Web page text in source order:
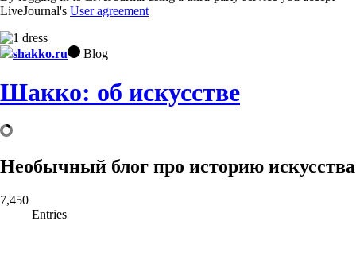
LiveJournal's User agreement
shakko.ru Blog
Шакко: об искусстве
Необычный блог про историю искусства
7,450
Entries